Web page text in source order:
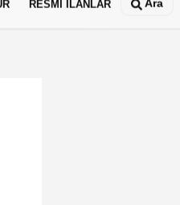
RESMİ İLANLAR Ara